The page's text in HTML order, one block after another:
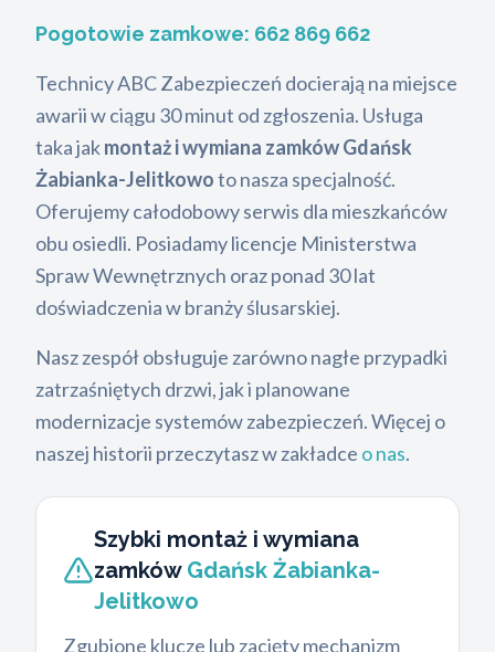
Pogotowie zamkowe: 662 869 662
Technicy ABC Zabezpieczeń docierają na miejsce
awarii w ciągu 30 minut od zgłoszenia. Usługa
taka jakmontaż i wymiana zamków Gdańsk
Żabianka-Jelitkowoto nasza specjalność.
Oferujemy całodobowy serwis dla mieszkańców
obu osiedli. Posiadamy licencje Ministerstwa
Spraw Wewnętrznych oraz ponad 30 lat
doświadczenia w branży ślusarskiej.
Nasz zespół obsługuje zarówno nagłe przypadki
zatrzaśniętych drzwi, jak i planowane
modernizacje systemów zabezpieczeń. Więcej o
naszej historii przeczytasz w zakładce o nas.
Szybki montaż i wymiana
zamków Gdańsk Żabianka-
Jelitkowo
Zgubione klucze lub zacięty mechanizm